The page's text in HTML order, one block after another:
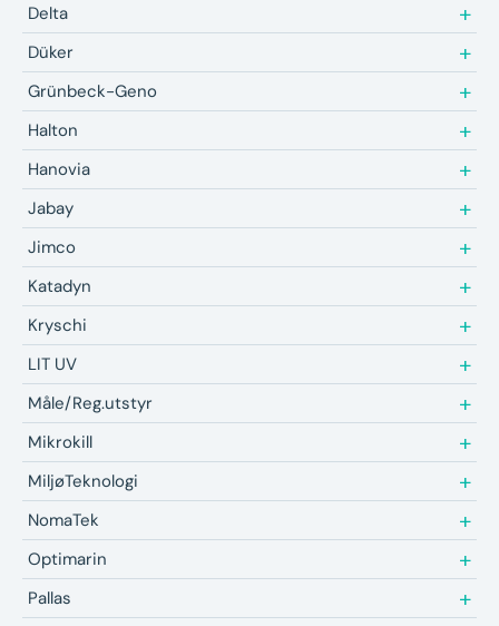
Delta
Düker
Grünbeck-Geno
Halton
Hanovia
Jabay
Jimco
Katadyn
Kryschi
LIT UV
Måle/Reg.utstyr
Mikrokill
MiljøTeknologi
NomaTek
Optimarin
Pallas